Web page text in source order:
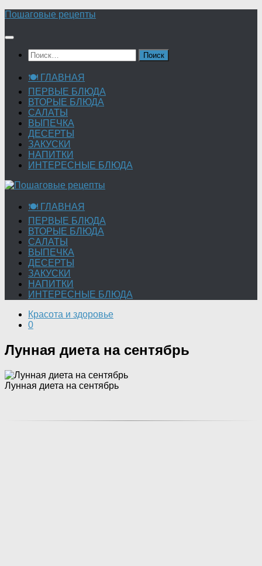
Перейти
содержимому
Пошаговые рецепты
Найти:
🍽 ГЛАВНАЯ
ПЕРВЫЕ БЛЮДА
ВТОРЫЕ БЛЮДА
САЛАТЫ
ВЫПЕЧКА
ДЕСЕРТЫ
ЗАКУСКИ
НАПИТКИ
ИНТЕРЕСНЫЕ БЛЮДА
🍽 ГЛАВНАЯ
ПЕРВЫЕ БЛЮДА
ВТОРЫЕ БЛЮДА
САЛАТЫ
ВЫПЕЧКА
ДЕСЕРТЫ
ЗАКУСКИ
НАПИТКИ
ИНТЕРЕСНЫЕ БЛЮДА
Красота и здоровье
0
Лунная диета на сентябрь
Лунная диета на сентябрь